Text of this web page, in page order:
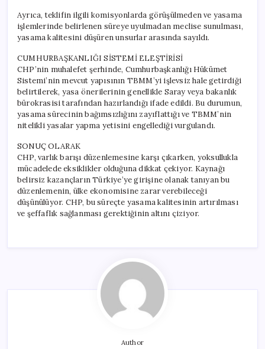
Ayrıca, teklifin ilgili komisyonlarda görüşülmeden ve yasama
işlemlerinde belirlenen süreye uyulmadan meclise sunulması,
yasama kalitesini düşüren unsurlar arasında sayıldı.
CUMHURBAŞKANLIĞI SİSTEMİ ELEŞTİRİSİ
CHP’nin muhalefet şerhinde, Cumhurbaşkanlığı Hükümet
Sistemi’nin mevcut yapısının TBMM’yi işlevsiz hale getirdiği
belirtilerek, yasa önerilerinin genellikle Saray veya bakanlık
bürokrasisi tarafından hazırlandığı ifade edildi. Bu durumun,
yasama sürecinin bağımsızlığını zayıflattığı ve TBMM’nin
nitelikli yasalar yapma yetisini engellediği vurgulandı.
SONUÇ OLARAK
CHP, varlık barışı düzenlemesine karşı çıkarken, yoksullukla
mücadelede eksiklikler olduğuna dikkat çekiyor. Kaynağı
belirsiz kazançların Türkiye’ye girişine olanak tanıyan bu
düzenlemenin, ülke ekonomisine zarar verebileceği
düşünülüyor. CHP, bu süreçte yasama kalitesinin artırılması
ve şeffaflık sağlanması gerektiğinin altını çiziyor.
Author